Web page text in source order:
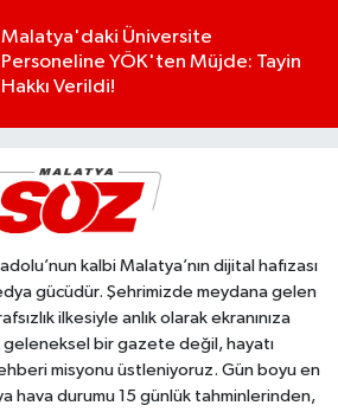
Malatya'daki Üniversite
Personeline YÖK'ten Müjde: Tayin
Hakkı Verildi!
kalbi Malatya’nın dijital hafızası
gücüdür. Şehrimizde meydana gelen
ilkesiyle anlık olarak ekranınıza
geleneksel bir gazete değil, hayatı
misyonu üstleniyoruz. Gün boyu en
hava durumu 15 günlük tahminlerinden,